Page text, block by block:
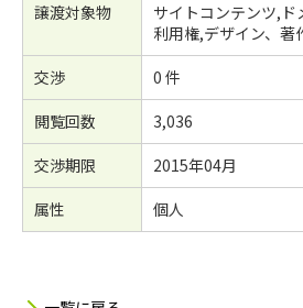
譲渡対象物
サイトコンテンツ,
利用権,デザイン、著
交渉
0 件
閲覧回数
3,036
交渉期限
2015年04月
属性
個人